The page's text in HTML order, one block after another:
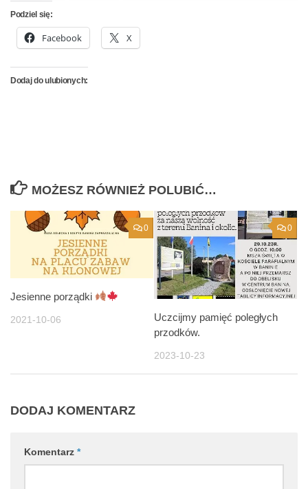
Podziel się:
Facebook X
Dodaj do ulubionych:
MOŻESZ RÓWNIEŻ POLUBIĆ…
0
Jesienne porządki
2021-10-06
0
Uczcijmy pamięć poległych
przodków.
2023-10-23
DODAJ KOMENTARZ
Komentarz *